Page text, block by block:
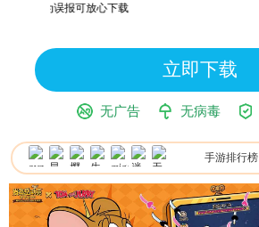
误报可放心下载
立即下载
无广告 无病毒
手游排行榜